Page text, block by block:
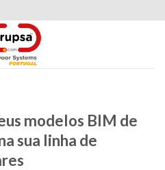
modelos BIM de
sua linha de